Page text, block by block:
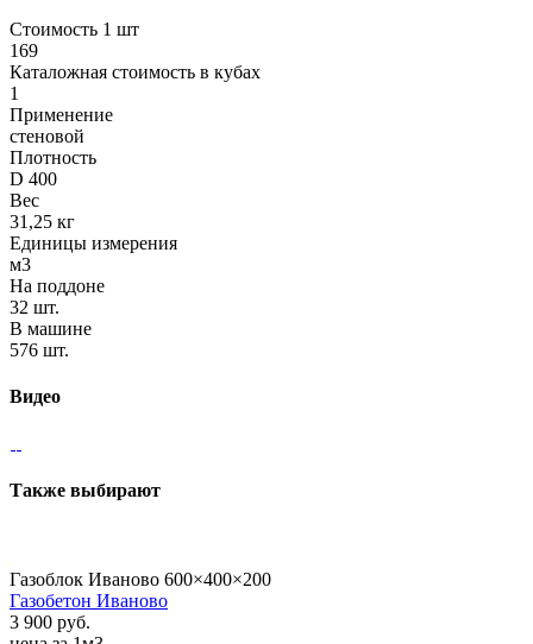
Стоимость 1 шт
169
Каталожная стоимость в кубах
1
Применение
стеновой
Плотность
D 400
Вес
31,25 кг
Единицы измерения
м3
На поддоне
32 шт.
В машине
576 шт.
Видео
Также выбирают
Газоблок Иваново 600×400×200
Газобетон Иваново
3 900 руб.